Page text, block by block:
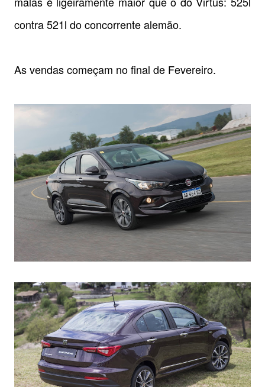
contra 521l do concorrente alemão.
As vendas começam no final de Fevereiro.